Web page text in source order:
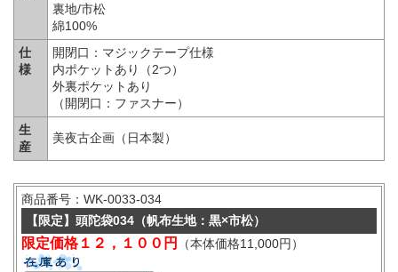
裏地/市松
綿100%
仕
様
開閉口：マジックテープ仕様
内ポケットあり（2つ）
外裏ポケットあり
（開閉口：ファスナー）
生
産
美夜古企画（日本製）
商品番号：WK-0033-034
【限定】頭陀袋034（帆布生地：黒×市松）
限定価格１２，１００円 （本体価格11,000円）